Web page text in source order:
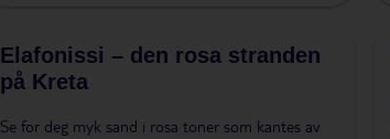
Elafonissi – den rosa stranden
på Kreta
Se for deg myk sand i rosa toner som kantes av